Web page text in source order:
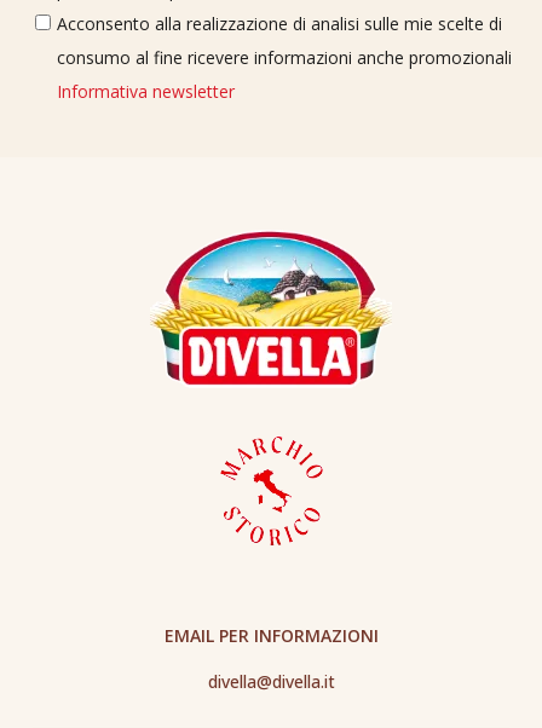
Acconsento alla realizzazione di analisi sulle mie scelte di
consumo al fine ricevere informazioni anche promozionali
Informativa newsletter
EMAIL PER INFORMAZIONI
divella@divella.it